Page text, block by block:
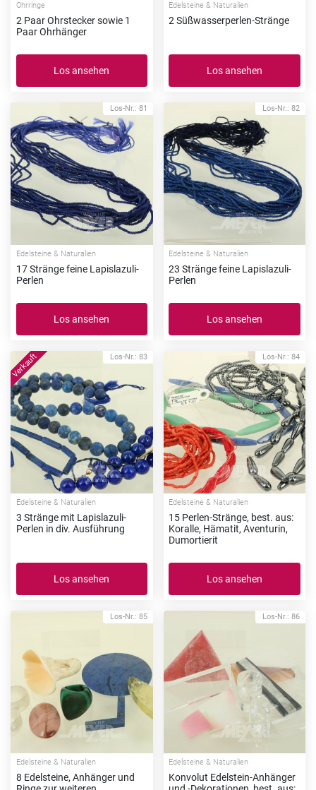
Ohrringe
2 Paar Ohrstecker sowie 1
Paar Ohrhänger
Los ansehen
Edelsteine & Naturalien
2 Süßwasserperlen-Stränge
Los ansehen
Los-Nr.: 81
Edelsteine & Naturalien
17 Stränge feine Lapislazuli-
Perlen
Los ansehen
Los-Nr.: 82
Edelsteine & Naturalien
23 Stränge feine Lapislazuli-
Perlen
Los ansehen
Los-Nr.: 83
Edelsteine & Naturalien
3 Stränge mit Lapislazuli-
Perlen in div. Ausführung
Los ansehen
Los-Nr.: 84
Edelsteine & Naturalien
15 Perlen-Stränge, best. aus:
Koralle, Hämatit, Aventurin,
Dumortierit
Los ansehen
Los-Nr.: 85
Edelsteine & Naturalien
8 Edelsteine, Anhänger und
Los-Nr.: 86
Edelsteine & Naturalien
Konvolut Edelstein-Anhänger